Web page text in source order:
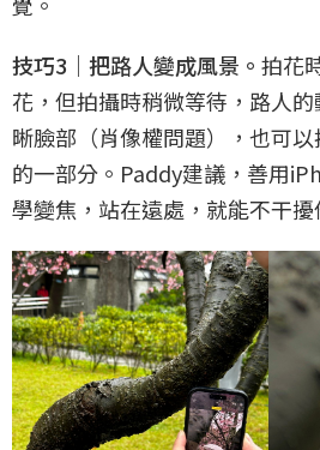
技巧3｜把路人變成風景。 拍花
花，但拍攝時稍微等待，路人
晰臉部（肖像權問題），也可
的一部分。Paddy建議，善用
學變焦，站在遠處，就能不干擾